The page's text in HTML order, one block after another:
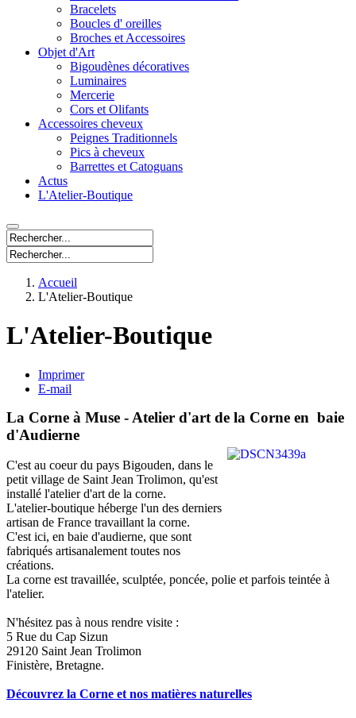
Bracelets
Boucles d' oreilles
Broches et Accessoires
Objet d'Art
Bigoudènes décoratives
Luminaires
Mercerie
Cors et Olifants
Accessoires cheveux
Peignes Traditionnels
Pics à cheveux
Barrettes et Catoguans
Actus
L'Atelier-Boutique
Accueil
L'Atelier-Boutique
L'Atelier-Boutique
Imprimer
E-mail
La Corne à Muse - Atelier d'art de la Corne en baie
d'Audierne
C'est au coeur du pays Bigouden, dans le
petit village de Saint Jean Trolimon, qu'est
installé l'atelier d'art de la corne.
L'atelier-boutique héberge l'un des derniers
artisan de France travaillant la corne.
C'est ici, en baie d'audierne, que sont
fabriqués artisanalement toutes nos
créations.
La corne est travaillée, sculptée, poncée, polie et parfois teintée à
l'atelier.
N'hésitez pas à nous rendre visite :
5 Rue du Cap Sizun
29120 Saint Jean Trolimon
Finistère, Bretagne.
Découvrez la Corne et nos matières naturelles